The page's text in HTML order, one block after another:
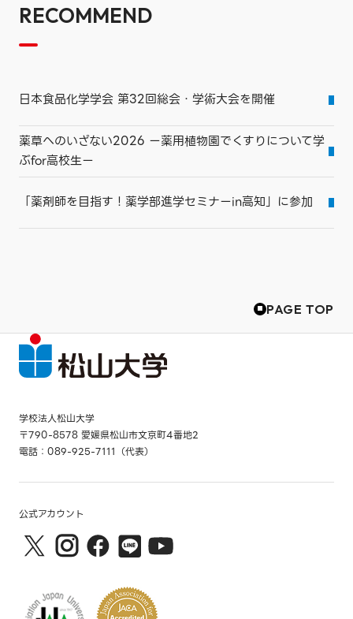
RECOMMEND
日本食品化学学会 第32回総会・学術大会を開催
薬草へのいざない2026 ー薬用植物園でくすりについて学
ぶfor高校生ー
「薬剤師を目指す！薬学部進学セミナーin高知」に参加
PAGE TOP
学校法人松山大学
〒790-8578 愛媛県松山市文京町4番地2
電話：089-925-7111（代表）
公式アカウント